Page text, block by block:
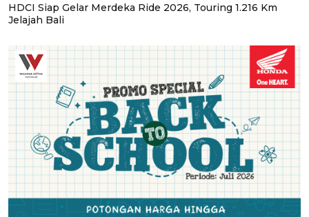
HDCI Siap Gelar Merdeka Ride 2026, Touring 1.216 Km
Jelajah Bali